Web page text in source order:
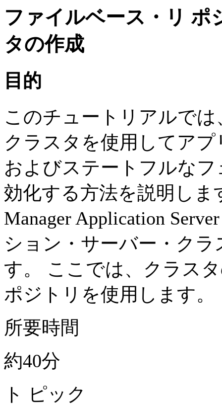
ファイルベース・リ ポ
タの作成
目的
このチュートリアルで
クラスタを使用してアプ
およびステートフルな
効化する方法を説明しま
Manager Application
ション・サーバー・ク
す。 ここでは、クラス
ポジトリを使用します。
所要時間
約40分
ト ピック